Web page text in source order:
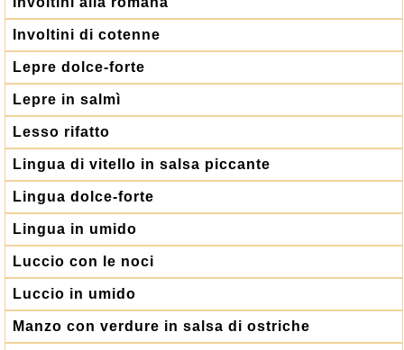
Involtini di cotenne
Lepre dolce-forte
Lepre in salmì
Lesso rifatto
Lingua di vitello in salsa piccante
Lingua dolce-forte
Lingua in umido
Luccio con le noci
Luccio in umido
Manzo con verdure in salsa di ostriche